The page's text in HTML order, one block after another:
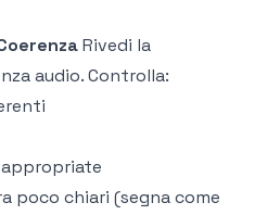
Rivedi la
audio. Controlla:
poco chiari (segna come